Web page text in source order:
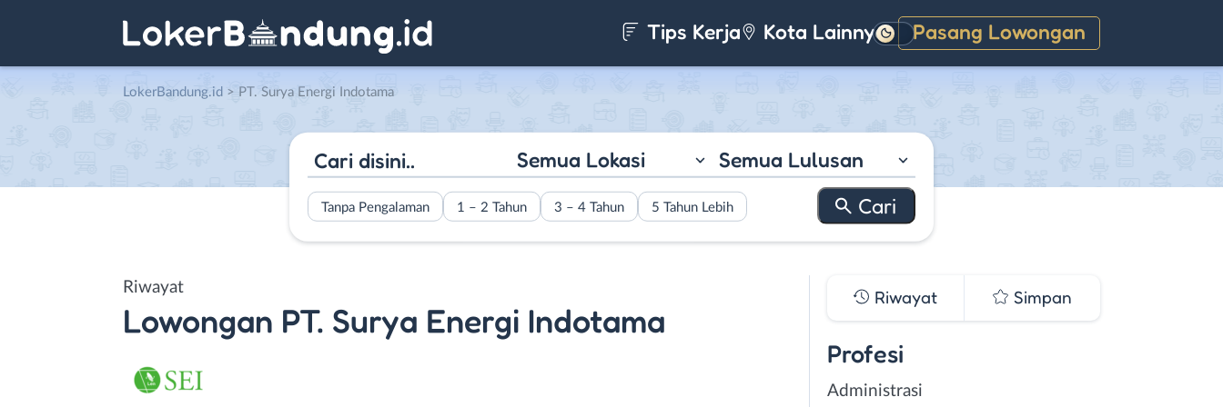
Tips Kerja Kota Lainnya Pasang Lowongan
Gelap
LokerBandung.id > PT. Surya Energi Indotama
Semua Lokasi Semua Lulusan
Tanpa Pengalaman 1 – 2 Tahun 3 – 4 Tahun 5 Tahun Lebih
Riwayat
Lowongan PT. Surya Energi Indotama
Riwayat Simpan
Profesi
Administrasi